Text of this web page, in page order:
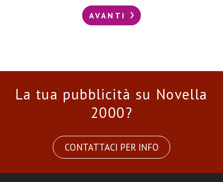
AVANTI
La tua pubblicità su Novella
2000?
CONTATTACI PER INFO